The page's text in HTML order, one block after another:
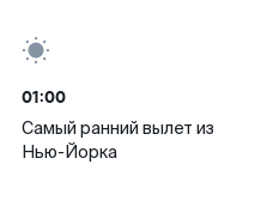
01:00
Самый ранний вылет из
Нью-Йорка